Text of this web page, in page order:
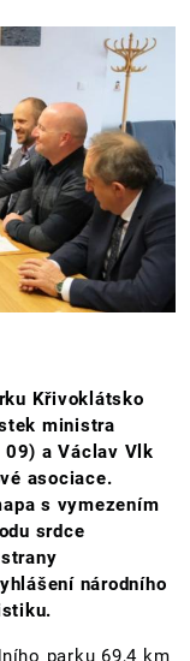
Křivoklátsko
ministra
09) a Václav Vlk
asociace.
s vymezením
srdce
národního
parku 69,4 km